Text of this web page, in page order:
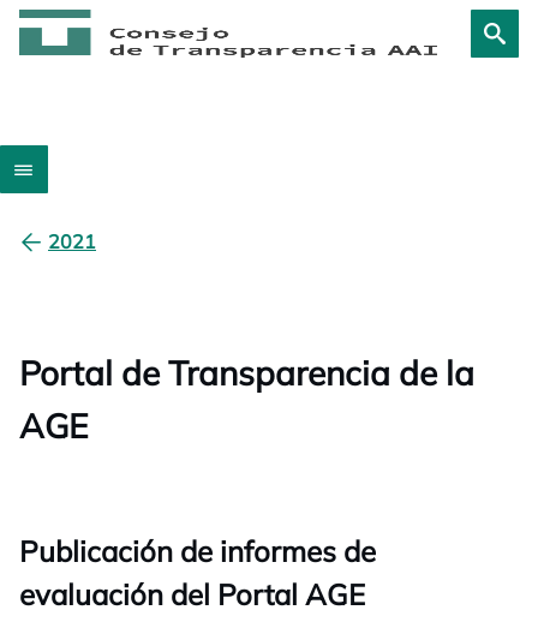
2021
Portal de Transparencia de la
AGE
Publicación de informes de
evaluación del Portal AGE